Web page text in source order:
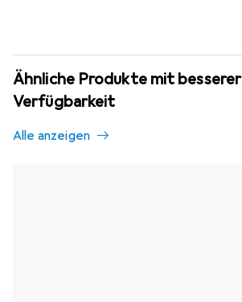
Ähnliche Produkte mit besserer
Verfügbarkeit
Alle anzeigen